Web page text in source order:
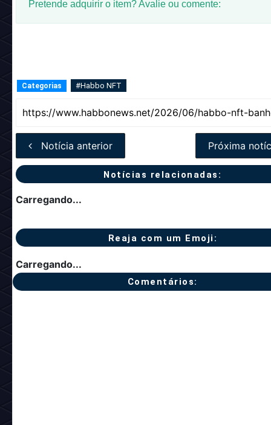
Pretende adquirir o item? Avalie ou comente:
Categorias #Habbo NFT
Notícia anterior Próxima
Notícias relacionadas:
Carregando...
Reaja com um Emoji:
Carregando...
Comentários: